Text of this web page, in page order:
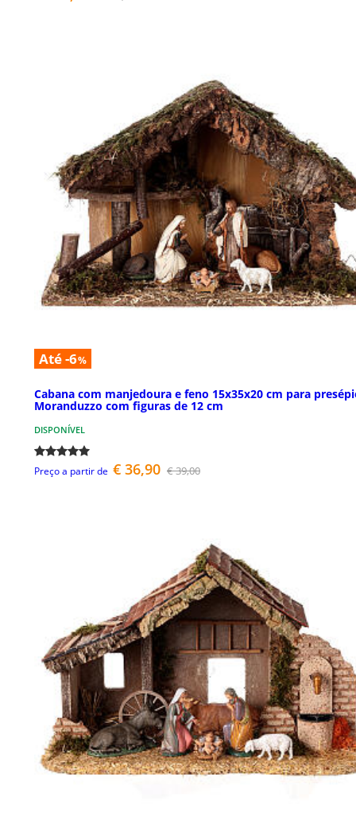
Até -6%
Cabana com manjedoura e feno 15x35x20 cm para
Moranduzzo com figuras de 12 cm
DISPONÍVEL
Preço a partir de € 36,90 € 39,00